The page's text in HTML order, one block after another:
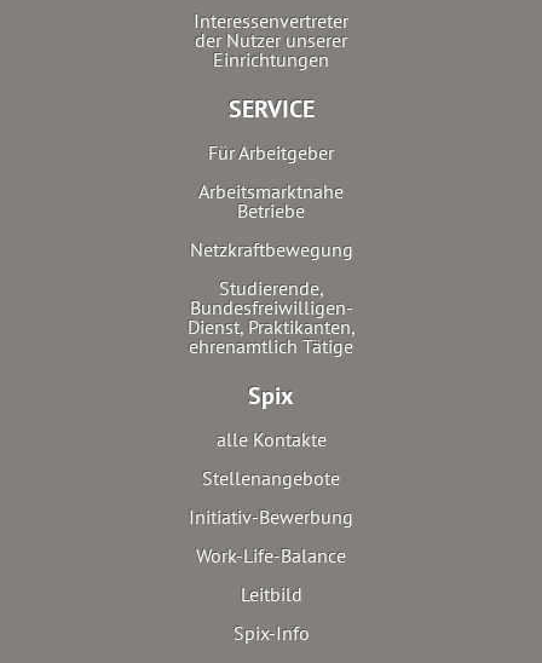
Interessenvertreter
der Nutzer unserer
Einrichtungen
SERVICE
Für Arbeitgeber
Arbeitsmarktnahe
Betriebe
Netzkraftbewegung
Studierende,
Bundesfreiwilligen-
Dienst, Praktikanten,
ehrenamtlich Tätige
Spix
alle Kontakte
Stellenangebote
Initiativ-Bewerbung
Work-Life-Balance
Leitbild
Spix-Info